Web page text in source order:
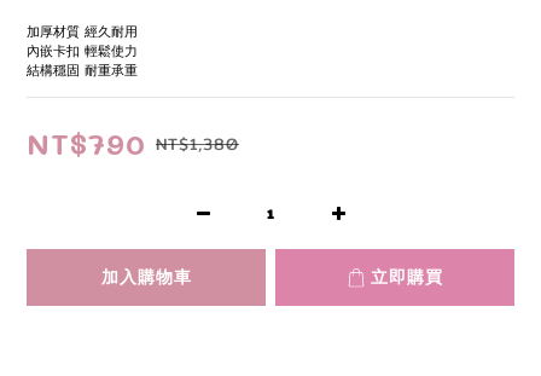
加厚材質 經久耐用
內嵌卡扣 輕鬆使力
結構穩固 耐重承重
NT$790 NT$1,380
加入購物車 立即購買